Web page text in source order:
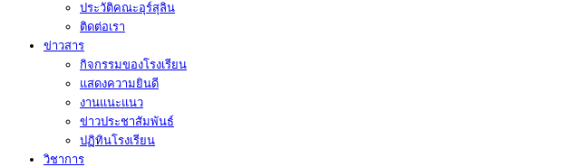
ประวัติคณะอุร์สุลิน
ติดต่อเรา
ข่าวสาร
กิจกรรมของโรงเรียน
แสดงความยินดี
งานแนะแนว
ข่าวประชาสัมพันธ์
ปฏิทินโรงเรียน
วิชาการ